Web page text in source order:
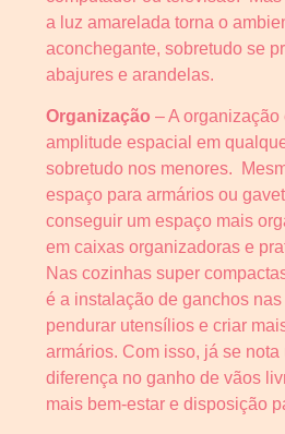
a luz amarelada torna o
aconchegante, sobretudo se
abajures e arandelas.
Organização – A
amplitude espacial em
sobretudo nos menores.
espaço para armários ou
conseguir um espaço mais
em caixas organizadoras e
Nas cozinhas super
é a instalação de ganchos
pendurar utensílios e criar
armários. Com isso, já se nota
diferença no ganho de vãos
mais bem-estar e disposição